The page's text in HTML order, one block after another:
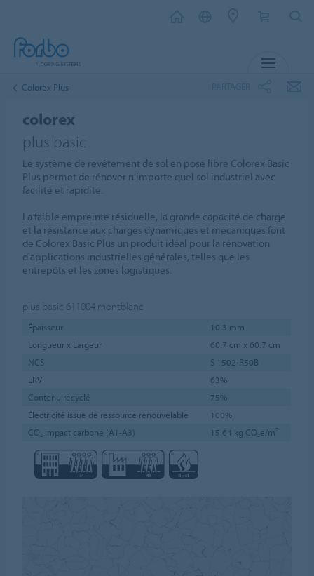
Colorex Plus
colorex
plus basic
Le système de revêtement de sol en pose libre Colorex Basic
Plus permet de rénover n'importe quel sol industriel avec
facilité et rapidité.
La faible empreinte résiduelle, la grande capacité de charge
et la résistance aux charges dynamiques et mécaniques font
de Colorex Basic Plus un produit idéal pour la rénovation
d'applications industrielles générales, telles que les
entrepôts et les zones logistiques.
plus basic 611004 montblanc
Épaisseur
10.3 mm
Longueur x Largeur
60.7 cm x 60.7 cm
NCS
S 1502-R50B
LRV
63%
Contenu recyclé
75%
Électricité issue de ressource renouvelable
100%
CO₂ impact carbone (A1-A3)
15.64 kg CO₂e/m²